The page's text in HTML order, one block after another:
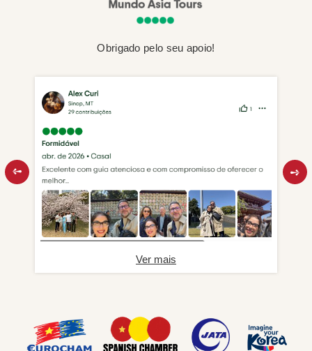
Obrigado pelo seu apoio!
Ver mais